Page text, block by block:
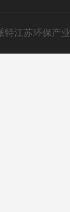
特江苏环保